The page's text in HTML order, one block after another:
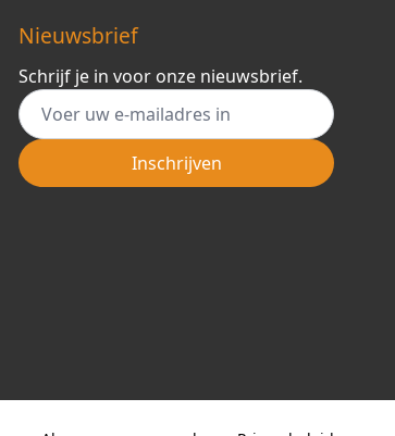
Nieuwsbrief
Schrijf je in voor onze nieuwsbrief.
E-mail adres
Inschrijven